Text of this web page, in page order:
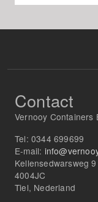
Contact
Vernooy Containers
Tel: 0344 699699
E-mail:
Kellensedwarsweg 9
4004JC
Tiel, Nederland